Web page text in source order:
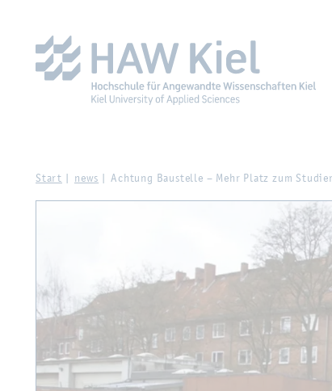
Start news Ach­tung Bau­stel­le – Mehr Platz zum